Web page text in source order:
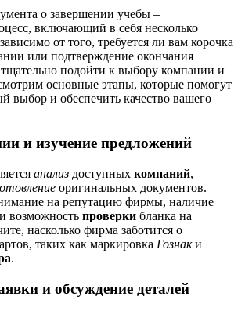
о завершении учебы –
включающий в себя несколько
от того, требуется ли вам корочка
или подтверждение окончания
подойти к выбору компании и
основные этапы, которые помогут
выбор и обеспечить качество вашего
и изучение предложений
анализ доступных компаний,
оригинальных документов.
на репутацию фирмы, наличие
возможность проверки бланка на
насколько фирма заботится о
таких как маркировка Гознаки
.
и обсуждение деталей